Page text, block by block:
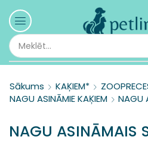
Sākums KAĶIEM*
NAGU ASINĀMIE KAĶIEM
NAGU
NAGU ASINĀMAIS